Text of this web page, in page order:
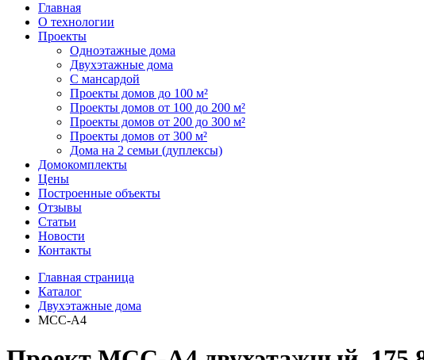
Главная
О технологии
Проекты
Одноэтажные дома
Двухэтажные дома
С мансардой
Проекты домов до 100 м²
Проекты домов от 100 до 200 м²
Проекты домов от 200 до 300 м²
Проекты домов от 300 м²
Дома на 2 семьи (дуплексы)
Домокомплекты
Цены
Построенные объекты
Отзывы
Статьи
Новости
Контакты
Главная страница
Каталог
Двухэтажные дома
МСС-А4